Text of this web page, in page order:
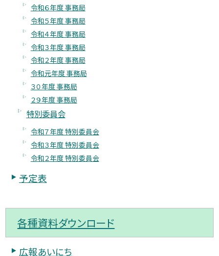
令和６年度 事務局
令和５年度 事務局
令和４年度 事務局
令和３年度 事務局
令和２年度 事務局
令和元年度 事務局
３０年度 事務局
２９年度 事務局
特別委員会
令和７年度 特別委員会
令和３年度 特別委員会
令和２年度 特別委員会
予定表
各種資料ダウンロード
広報あいにち